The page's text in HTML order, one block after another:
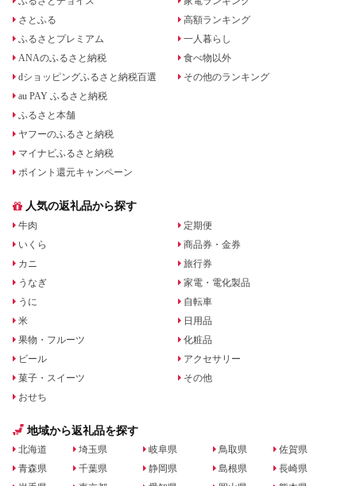
さとふる
ふるさとプレミアム
ANAのふるさと納税
dショッピングふるさと納税百選
au PAY ふるさと納税
ふるさと本舗
ヤフーのふるさと納税
マイナビふるさと納税
ポイント還元キャンペーン
高額ランキング
一人暮らし
食べ物以外
その他のランキング
人気の返礼品から探す
牛肉
いくら
カニ
うなぎ
うに
米
果物・フルーツ
ビール
菓子・スイーツ
おせち
定期便
商品券・金券
旅行券
家電・電化製品
自転車
日用品
化粧品
アクセサリー
その他
地域から返礼品を探す
北海道
青森県
埼玉県
千葉県
岐阜県
静岡県
鳥取県
島根県
佐賀県
長崎県